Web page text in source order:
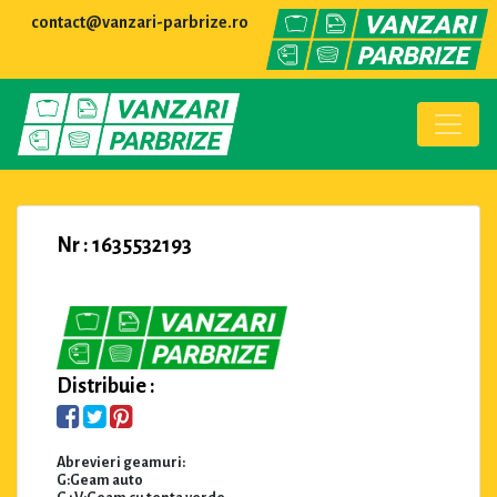
contact@vanzari-parbrize.ro
Nr : 1635532193
Distribuie :
Abrevieri geamuri:
G:Geam auto